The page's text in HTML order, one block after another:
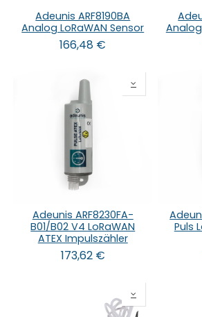
Adeunis ARF8190BA
Analog LoRaWAN Sensor
166,48 €
Analog
Adeunis ARF8230FA-
B01/B02 V4 LoRaWAN
ATEX Impulszähler
173,62€
Puls